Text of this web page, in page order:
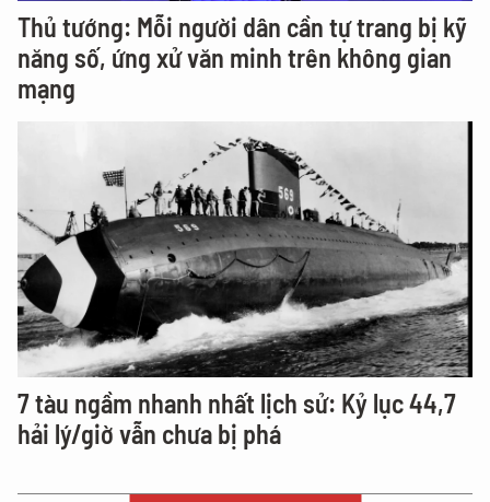
Thủ tướng: Mỗi người dân cần tự trang bị kỹ
năng số, ứng xử văn minh trên không gian
mạng
7 tàu ngầm nhanh nhất lịch sử: Kỷ lục 44,7
hải lý/giờ vẫn chưa bị phá